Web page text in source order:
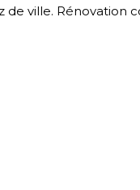
de ville. Rénovation